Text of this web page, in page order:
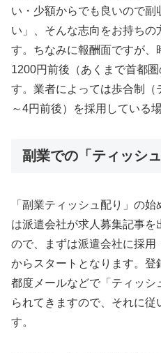
い・少額からでも良いので副
い」、そんな志向をお持ちの
す。ちなみに報酬面ですが、
1200円前後（あくまで首都
す。業者によっては歩合制
～4円前後）を採用している
副業での「ティッシ
「副業ティッシュ配り」の
は派遣会社が求人募集記事
ので、まずは派遣会社に採用
からスタートとなります。
都度メールなどで「ティッ
られてきますので、それに従
す。